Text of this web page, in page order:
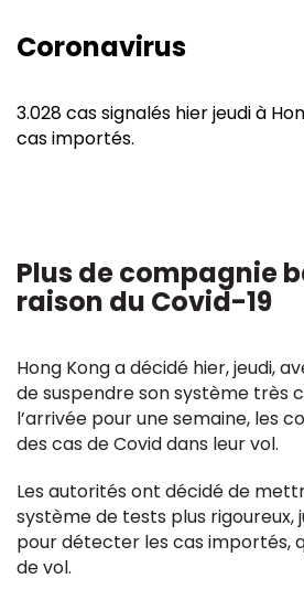
Coronavirus
3.028 cas signalés hier jeudi à
cas importés.
Plus de compagnie
raison du Covid-19
Hong Kong a décidé hier, jeudi,
de suspendre son système très
l’arrivée pour une semaine, les
des cas de Covid dans leur vol.
Les autorités ont décidé de
système de tests plus rigoureux,
pour détecter les cas importés,
de vol.